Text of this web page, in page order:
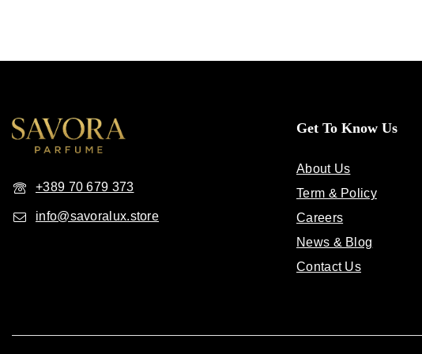
+389 70 679 373
info@savoralux.store
Get To Know Us
About Us
Term & Policy
Careers
News & Blog
Contact Us